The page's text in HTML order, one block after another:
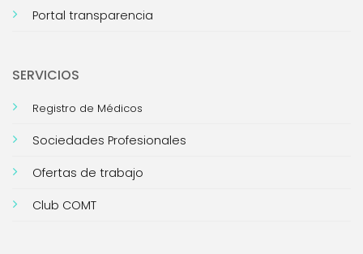
Portal transparencia
SERVICIOS
Registro de Médicos
Sociedades Profesionales
Ofertas de trabajo
Club COMT